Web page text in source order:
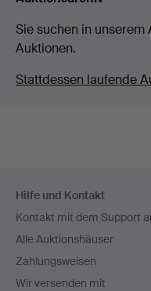
Sie suchen in
Auktionen.
Stattdessen laufende
Navigation
Hilfe und Kontakt
Kontakt mit dem Support
Alle Auktionshäuser
Zahlungsweisen
Wir versenden mit